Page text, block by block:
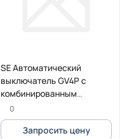
SE Автоматический
выключатель GV4P с
комбинированным
расцепителем 25A 50kA
зажим Everlink
0
Запросить цену